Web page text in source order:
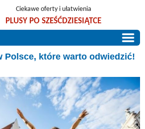
Ciekawe oferty i ułatwienia
PLUSY PO SZEŚĆDZIESIĄTCE
Polsce, które warto odwiedzić!